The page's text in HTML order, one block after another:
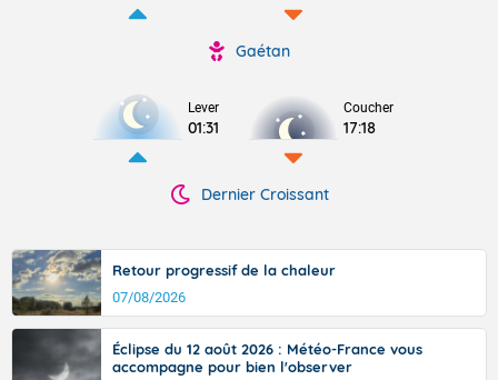
Gaétan
Lever
01:31
Coucher
17:18
Dernier Croissant
Retour progressif de la chaleur
07/08/2026
Éclipse du 12 août 2026 : Météo-France vous
accompagne pour bien l'observer